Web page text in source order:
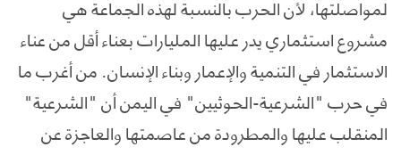
لمواصلتها، لأن الحرب بالنسبة لهذه الجماعة هي
مشروع استثماري يدر عليها المليارات بعناء أقل من عناء
الاستثمار في التنمية والإعمار وبناء الإنسان. من أغرب ما
في حرب "الشرعية-الحوثيين" في اليمن أن "الشرعية"
المنقلب عليها والمطرودة من عاصمتها والعاجزة عن